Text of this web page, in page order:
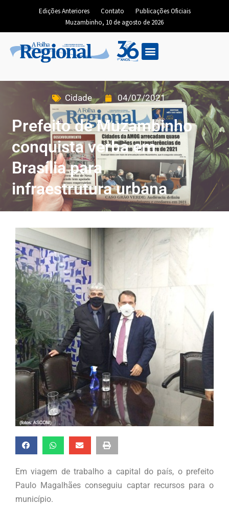
Edições Anteriores Contato
Publicações Oficiais
Muzambinho, 10 de agosto de 2026
Cidade 04/07/2021
Prefeito de Muzambinho
conquista verba em
Brasília para
infraestrutura urbana
Em viagem de trabalho a capital do país, o prefeito
Paulo Magalhães conseguiu captar recursos para o
município.